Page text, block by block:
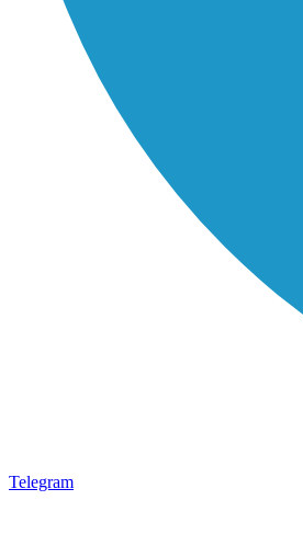
Telegram